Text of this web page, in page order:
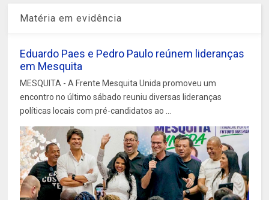
Matéria em evidência
Eduardo Paes e Pedro Paulo reúnem lideranças
em Mesquita
MESQUITA - A Frente Mesquita Unida promoveu um
encontro no último sábado reuniu diversas lideranças
políticas locais com pré-candidatos ao ...